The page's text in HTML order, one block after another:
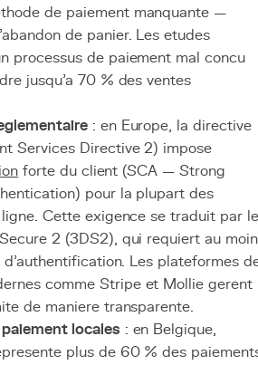
de paiement manquante —
de panier. Les etudes
processus de paiement mal concu
jusqu'a 70 % des ventes
: en Europe, la directive
Services Directive 2) impose
forte du client (SCA — Strong
pour la plupart des
Cette exigence se traduit par le
2 (3DS2), qui requiert au
Les plateformes
comme Stripe et Mollie gerent
de maniere transparente.
locales : en Belgique,
plus de 60 % des